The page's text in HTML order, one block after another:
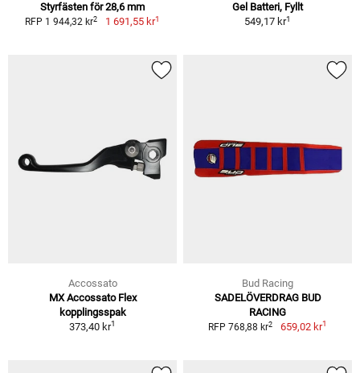
Styrfästen för 28,6 mm
RFP 1 944,32 kr2 1 691,55 kr1
Gel Batteri, Fyllt
549,17 kr1
Accossato
MX Accossato Flex
kopplingsspak
373,40 kr1
Bud Racing
SADELÖVERDRAG BUD
RACING
RFP 768,88 kr2 659,02 kr1